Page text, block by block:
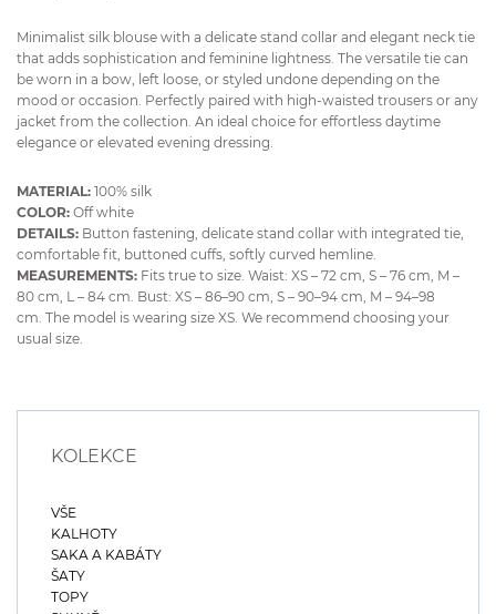
Minimalist silk blouse with a delicate stand collar and elegant neck tie
that adds sophistication and feminine lightness. The versatile tie can
be worn in a bow, left loose, or styled undone depending on the
mood or occasion. Perfectly paired with high-waisted trousers or any
jacket from the collection. An ideal choice for effortless daytime
elegance or elevated evening dressing.
MATERIAL: 100% silk
COLOR: Off white
DETAILS: Button fastening, delicate stand collar with integrated tie,
comfortable fit, buttoned cuffs, softly curved hemline.
MEASUREMENTS: Fits true to size. Waist: XS – 72 cm, S – 76 cm, M –
80 cm, L – 84 cm. Bust: XS – 86–90 cm, S – 90–94 cm, M – 94–98
cm. The model is wearing size XS. We recommend choosing your
usual size.
KOLEKCE
VŠE
KALHOTY
SAKA A KABÁTY
ŠATY
TOPY